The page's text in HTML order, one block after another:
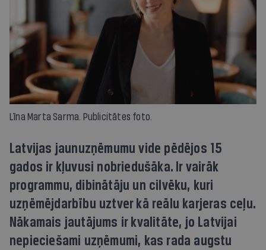
Līna Marta Sarma. Publicitātes foto.
Latvijas jaunuzņēmumu vide pēdējos 15
gados ir kļuvusi nobriedušāka. Ir vairāk
programmu, dibinātāju un cilvēku, kuri
uzņēmējdarbību uztver kā reālu karjeras ceļu.
Nākamais jautājums ir kvalitāte, jo Latvijai
nepieciešami uzņēmumi, kas rada augstu